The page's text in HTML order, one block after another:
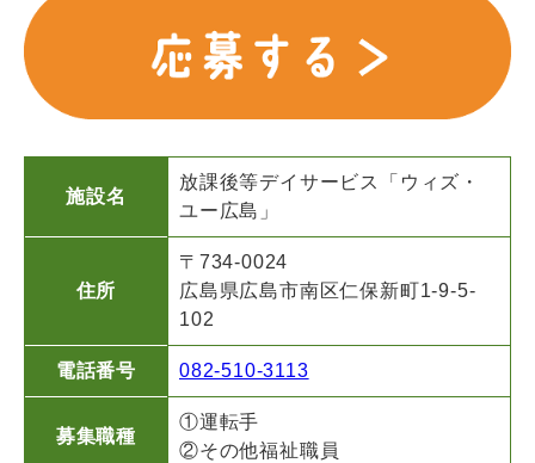
施設名
放課後等デイサービス「ウィズ・
ユー広島」
住所
〒734-0024
広島県広島市南区仁保新町1-9-5-
102
電話番号 082-510-3113
募集職種
①運転手
②その他福祉職員